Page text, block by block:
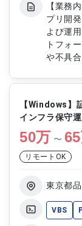
【業務
プリ開
よび運
トフォ
や不具
する課
内外と
ただきます。 【作業内容】 ・
計およ
調査お
題解決
・関係
び品質
【Windows】
インフラ保守運
50万 〜 65
リモートOK
東京都
VBS